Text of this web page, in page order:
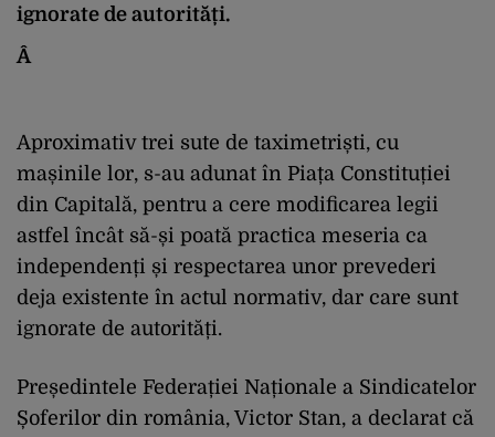
ignorate de autorități.
Â
Aproximativ trei sute de taximetriști, cu
mașinile lor, s-au adunat în Piața Constituției
din Capitală, pentru a cere modificarea legii
astfel încât să-și poată practica meseria ca
independenți și respectarea unor prevederi
deja existente în actul normativ, dar care sunt
ignorate de autorități.
Președintele Federației Naționale a Sindicatelor
Șoferilor din românia, Victor Stan, a declarat că